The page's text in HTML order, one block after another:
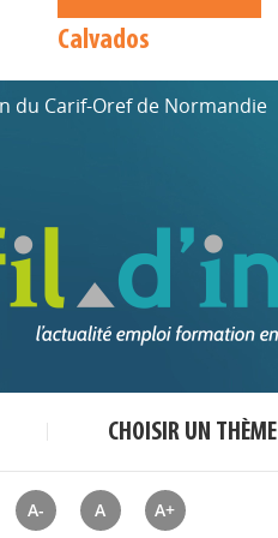
Calvados
du Carif-Oref de Normandie
CHOISIR UN THÈME
A- A A+